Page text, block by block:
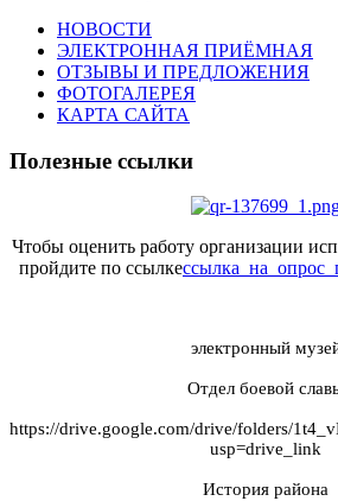
НОВОСТИ
ЭЛЕКТРОННАЯ ПРИЁМНАЯ
ОТЗЫВЫ И ПРЕДЛОЖЕНИЯ
ФОТОГАЛЕРЕЯ
КАРТА САЙТА
Полезные ссылки
Чтобы оценить работу организации
пройдите по ссылке
электронный
Отдел боевой
https://drive.google.com/drive/folders/
usp=drive_link
История района